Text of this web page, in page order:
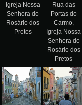
Igreja Nossa
Senhora do
Rosário dos
Pretos
Rua das
Portas do
Carmo,
Igreja Nossa
Senhora do
Rosário dos
Pretos